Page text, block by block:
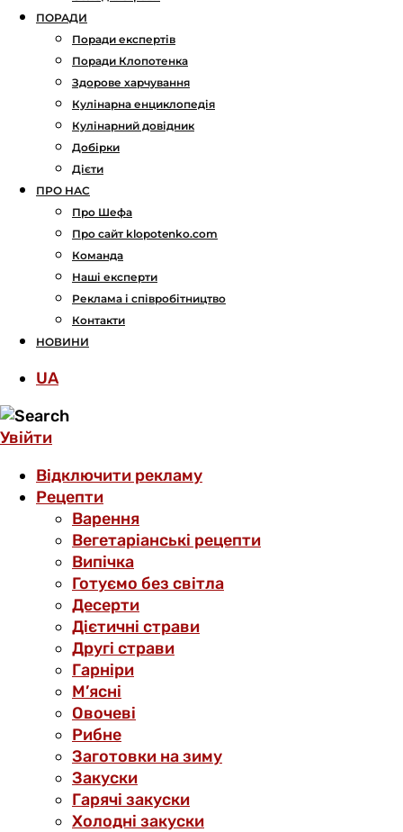
ПОРАДИ
Поради експертів
Поради Клопотенка
Здорове харчування
Кулінарна енциклопедія
Кулінарний довідник
Добірки
Дієти
ПРО НАС
Про Шефа
Про сайт klopotenko.com
Команда
Наші експерти
Реклама і співробітництво
Контакти
НОВИНИ
UA
Увійти
Відключити рекламу
Рецепти
Варення
Вегетаріанські рецепти
Випічка
Готуємо без світла
Десерти
Дієтичні страви
Другі страви
Гарніри
М’ясні
Овочеві
Рибне
Заготовки на зиму
Закуски
Гарячі закуски
Холодні закуски